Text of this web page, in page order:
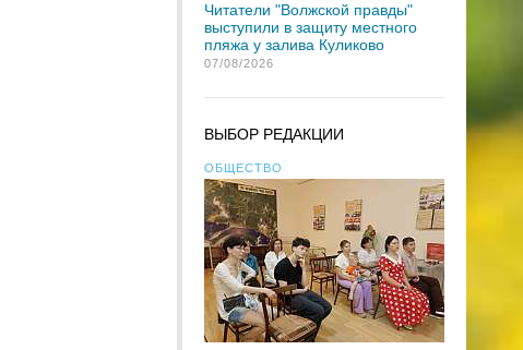
Читатели "Волжской правды"
выступили в защиту местного
пляжа у залива Куликово
07/08/2026
ВЫБОР РЕДАКЦИИ
ОБЩЕСТВО